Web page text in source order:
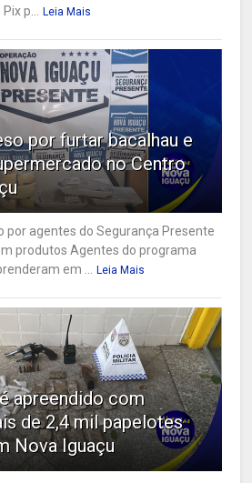
p...
Leia Mais
por furtar bacalhau e
no Centro
por agentes do Segurança Presente
produtos Agentes do programa
em ...
Leia Mais
apreendido com
de 2,4 mil papelotes
Nova Iguaçu